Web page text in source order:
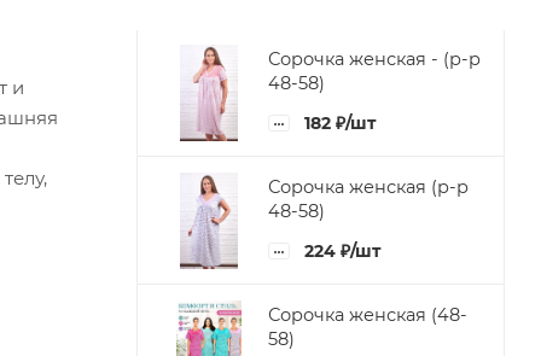
и
Сорочка женская - (р-р
48-58)
182 ₽/шт
Сорочка женская (р-р
48-58)
224 ₽/шт
Сорочка женская (48-
58)